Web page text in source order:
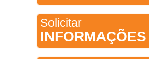
Solicitar
INFORMAÇÕES